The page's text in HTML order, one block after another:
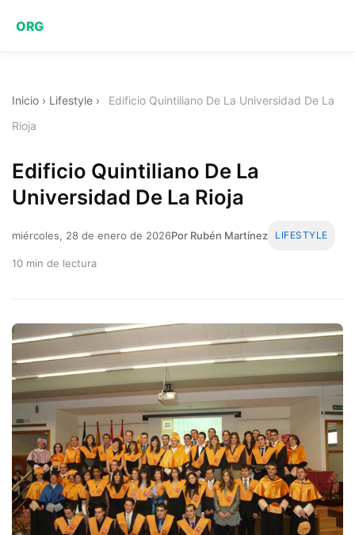
ORG
Inicio › Lifestyle ›
Edificio Quintiliano De La Universidad De La
Rioja
Edificio Quintiliano De La
Universidad De La Rioja
miércoles, 28 de enero de 2026Por Rubén Martínez LIFESTYLE
10 min de lectura